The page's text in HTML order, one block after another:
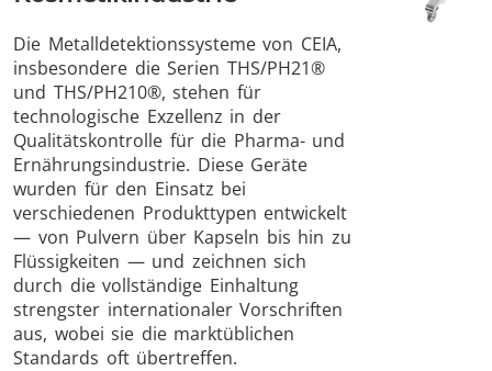
THS Production
4.0
MD-SCOPE
Die Metalldetektionssysteme von CEIA,
insbesondere die Serien THS/PH21®
und THS/PH210®, stehen für
technologische Exzellenz in der
Qualitätskontrolle für die Pharma- und
Ernährungsindustrie. Diese Geräte
wurden für den Einsatz bei
verschiedenen Produkttypen entwickelt
— von Pulvern über Kapseln bis hin zu
Flüssigkeiten — und zeichnen sich
durch die vollständige Einhaltung
strengster internationaler Vorschriften
aus, wobei sie die marktüblichen
Standards oft übertreffen.